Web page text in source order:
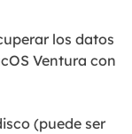
los datos
Ventura con
(puede ser